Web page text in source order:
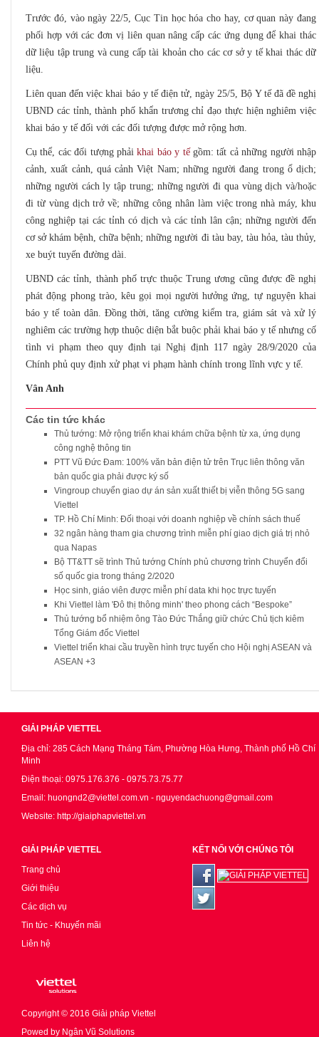
Trước đó, vào ngày 22/5, Cục Tin học hóa cho hay, cơ quan này đang
phối hợp với các đơn vị liên quan nâng cấp các ứng dụng để khai thác
dữ liệu tập trung và cung cấp tài khoản cho các cơ sở y tế khai thác dữ
liệu.
Liên quan đến việc khai báo y tế điện tử, ngày 25/5, Bộ Y tế đã đề nghị
UBND các tỉnh, thành phố khẩn trương chỉ đạo thực hiện nghiêm việc
khai báo y tế đối với các đối tượng được mở rộng hơn.
Cụ thể, các đối tượng phảikhai báo y tếgồm: tất cả những người nhập
cảnh, xuất cảnh, quá cảnh Việt Nam; những người đang trong ổ dịch;
những người cách ly tập trung; những người đi qua vùng dịch và/hoặc
đi từ vùng dịch trở về; những công nhân làm việc trong nhà máy, khu
công nghiệp tại các tỉnh có dịch và các tỉnh lân cận; những người đến
cơ sở khám bệnh, chữa bệnh; những người đi tàu bay, tàu hỏa, tàu thủy,
xe buýt tuyến đường dài.
UBND các tỉnh, thành phố trực thuộc Trung ương cũng được đề nghị
phát động phong trào, kêu gọi mọi người hưởng ứng, tự nguyện khai
báo y tế toàn dân. Đồng thời, tăng cường kiểm tra, giám sát và xử lý
nghiêm các trường hợp thuộc diện bắt buộc phải khai báo y tế nhưng cố
tình vi phạm theo quy định tại Nghị định 117 ngày 28/9/2020 của
Chính phủ quy định xử phạt vi phạm hành chính trong lĩnh vực y tế.
Vân Anh
Các tin tức khác
Thủ tướng: Mở rộng triển khai khám chữa bệnh từ xa, ứng dụng
công nghệ thông tin
PTT Vũ Đức Đam: 100% văn bản điện tử trên Trục liên thông văn
bản quốc gia phải được ký số
Vingroup chuyển giao dự án sản xuất thiết bị viễn thông 5G sang
Viettel
TP. Hồ Chí Minh: Đối thoại với doanh nghiệp về chính sách thuế
32 ngân hàng tham gia chương trình miễn phí giao dịch giá trị nhỏ
qua Napas
Bộ TT&TT sẽ trình Thủ tướng Chính phủ chương trình Chuyển đổi
số quốc gia trong tháng 2/2020
Học sinh, giáo viên được miễn phí data khi học trực tuyến
Khi Viettel làm 'Đô thị thông minh' theo phong cách “Bespoke”
Thủ tướng bổ nhiệm ông Tào Đức Thắng giữ chức Chủ tịch kiêm
Tổng Giám đốc Viettel
Viettel triển khai cầu truyền hình trực tuyến cho Hội nghị ASEAN và
ASEAN +3
GIẢI PHÁP VIETTEL
Địa chỉ: 285 Cách Mạng Tháng Tám, Phường Hòa Hưng, Thành phố Hồ Chí
Minh
Điện thoại: 0975.176.376 - 0975.73.75.77
Email: huongnd2@viettel.com.vn - nguyendachuong@gmail.com
Website: http://giaiphapviettel.vn
GIẢI PHÁP VIETTEL
Trang chủ
Giới thiệu
Các dịch vụ
Tin tức - Khuyến mãi
Liên hệ
KẾT NỐI VỚI CHÚNG TÔI
Copyright © 2016 Giải pháp Viettel
Powed by Ngân Vũ Solutions